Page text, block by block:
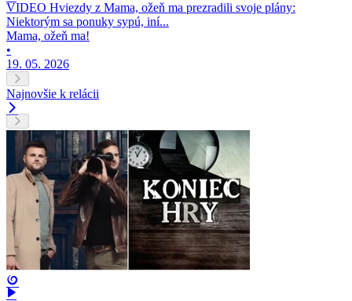
VIDEO Hviezdy z Mama, ožeň ma prezradili svoje plány:
Niektorým sa ponuky sypú, iní...
Mama, ožeň ma!
•
19. 05. 2026
Najnovšie k relácii